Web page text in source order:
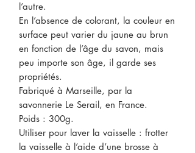
l’autre.
En l’absence de colorant, la couleur en
surface peut varier du jaune au brun
en fonction de l’âge du savon, mais
peu importe son âge, il garde ses
propriétés.
Fabriqué à Marseille, par la
savonnerie Le Serail, en France.
Poids : 300g.
Utiliser pour laver la vaisselle : frotter
la vaisselle à l’aide d’une brosse à